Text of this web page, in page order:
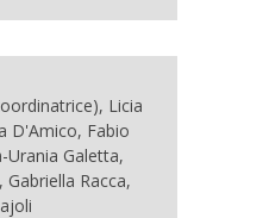
Licia
D'Amico, Fabio
Urania Galetta,
Gabriella Racca,